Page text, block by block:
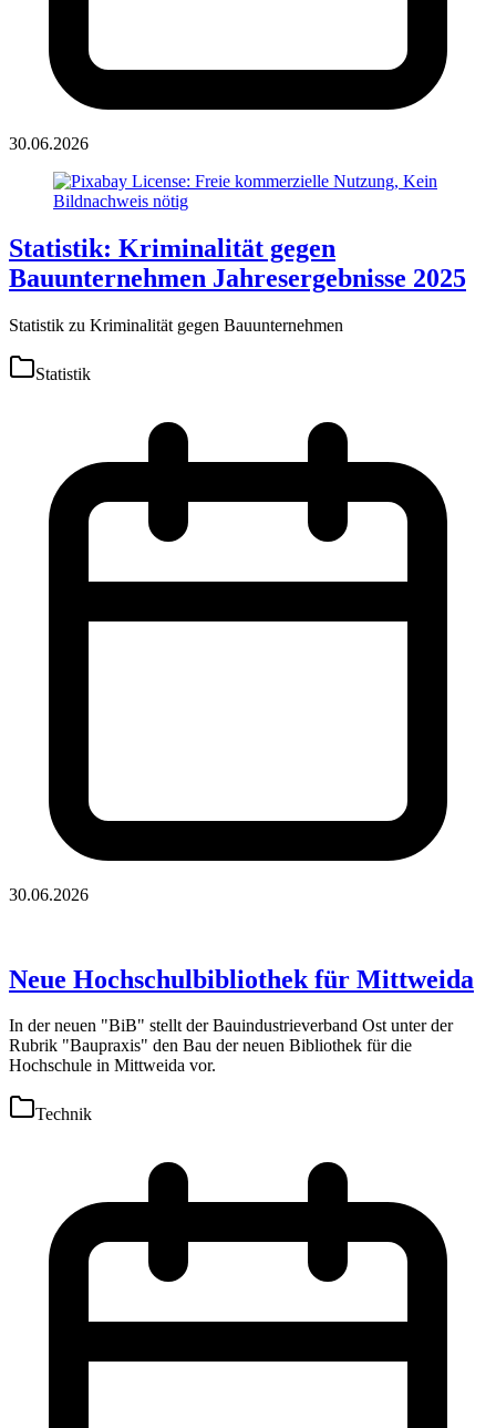
30.06.2026
Statistik: Kriminalität gegen
Bauunternehmen Jahresergebnisse 2025
Statistik zu Kriminalität gegen Bauunternehmen
Statistik
30.06.2026
Neue Hochschulbibliothek für Mittweida
In der neuen "BiB" stellt der Bauindustrieverband Ost unter der
Rubrik "Baupraxis" den Bau der neuen Bibliothek für die
Hochschule in Mittweida vor.
Technik